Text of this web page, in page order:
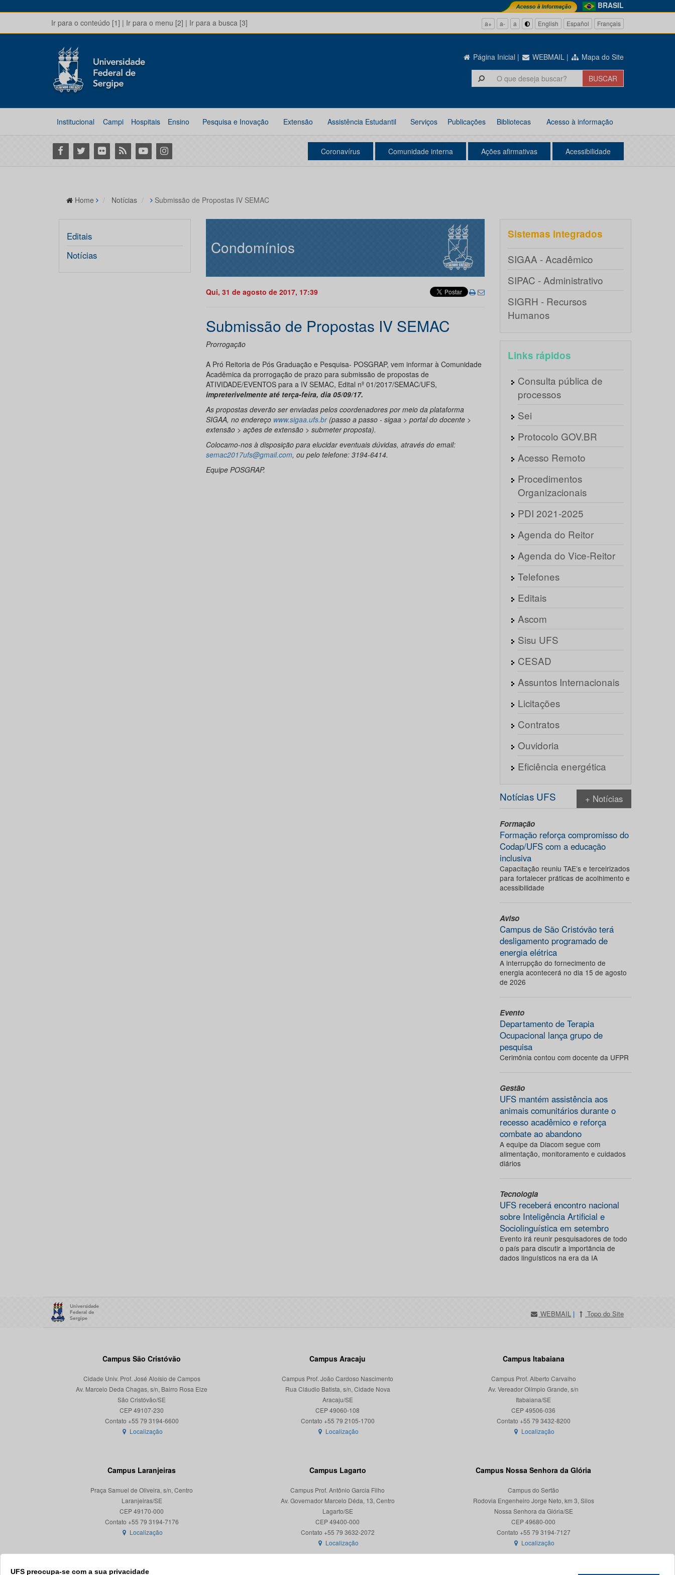
BRASIL
Ir para o conteúdo [1] | Ir para o menu [2] | Ir para a busca [3] a+ a- a English Español Français
Página Inicial | WEBMAIL | Mapa do Site
Institucional Campi Hospitais Ensino Pesquisa e Inovação Extensão Assistência Estudantil Serviços Publicações Bibliotecas Acesso à informação
Facebook
Twitter Flickr RSS YoutubeInstagram Coronavírus Comunidade interna Ações afirmativas Acessibilidade
UFS preocupa-se com a sua privacidade
Home Notícias Submissão de Propostas IV SEMAC
Editais
Notícias
Condomínios
Qui, 31 de agosto de 2017, 17:39
Submissão de Propostas IV SEMAC
Prorrogação
A Pró Reitoria de Pós Graduação e Pesquisa- POSGRAP, vem informar à Comunidade
Acadêmica da prorrogação de prazo para submissão de propostas de
ATIVIDADE/EVENTOS para a IV SEMAC, Edital nº 01/2017/SEMAC/UFS,
impreterivelmente até terça-feira, dia 05/09/17.
As propostas deverão ser enviadas pelos coordenadores por meio da plataforma
SIGAA, no endereço www.sigaa.ufs.br(passo a passo - sigaa > portal do docente >
extensão > ações de extensão > submeter proposta).
Colocamo-nos à disposição para elucidar eventuais dúvidas, através do email:
semac2017ufs@gmail.com, ou pelo telefone: 3194-6414.
Equipe POSGRAP.
Sistemas integrados
SIGAA - Acadêmico
SIPAC - Administrativo
SIGRH - Recursos
Humanos
Links rápidos
Consulta pública de
processos
Sei
Protocolo GOV.BR
Acesso Remoto
Procedimentos
Organizacionais
PDI 2021-2025
Agenda do Reitor
Agenda do Vice-Reitor
Telefones
Editais
Ascom
Sisu UFS
CESAD
Assuntos Internacionais
Licitações
Contratos
Ouvidoria
Eficiência energética
Notícias UFS + Notícias
Formação
Formação reforça compromisso do
Codap/UFS com a educação
inclusiva
Capacitação reuniu TAE’s e terceirizados
para fortalecer práticas de acolhimento e
acessibilidade
Aviso
Campus de São Cristóvão terá
desligamento programado de
energia elétrica
A interrupção do fornecimento de
energia acontecerá no dia 15 de agosto
de 2026
Evento
Departamento de Terapia
Ocupacional lança grupo de
pesquisa
Cerimônia contou com docente da UFPR
Gestão
UFS mantém assistência aos
animais comunitários durante o
recesso acadêmico e reforça
combate ao abandono
A equipe da Diacom segue com
alimentação, monitoramento e cuidados
diários
Tecnologia
UFS receberá encontro nacional
sobre Inteligência Artificial e
Sociolinguística em setembro
Evento irá reunir pesquisadores de todo
o país para discutir a importância de
dados linguísticos na era da IA
WEBMAIL | Topo do Site
Campus São Cristóvão
Cidade Univ. Prof. José Aloísio de Campos
Av. Marcelo Deda Chagas, s/n, Bairro Rosa Elze
São Cristóvão/SE
CEP 49107-230
Localização
Campus Aracaju
Campus Prof. João Cardoso Nascimento
Rua Cláudio Batista, s/n, Cidade Nova
Aracaju/SE
CEP 49060-108
Localização
Campus Itabaiana
Campus Prof. Alberto Carvalho
Av. Vereador Olímpio Grande, s/n
Itabaiana/SE
CEP 49506-036
Localização
Campus Laranjeiras
Praça Samuel de Oliveira, s/n, Centro
Laranjeiras/SE
CEP 49170-000
Localização
Campus Lagarto
Campus Prof. Antônio Garcia Filho
Av. Governador Marcelo Déda, 13, Centro
Lagarto/SE
CEP 49400-000
Localização
Campus Nossa Senhora da Glória
Campus do Sertão
Rodovia Engenheiro Jorge Neto, km 3, Silos
Nossa Senhora da Glória/SE
CEP 49680-000
Contato +55 79 3194-7127
Localização